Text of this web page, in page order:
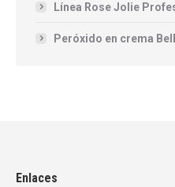
Línea Rose Jolie
Peróxido en crema
Enlaces